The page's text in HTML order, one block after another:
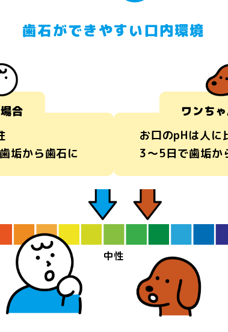
歯石ができやすい口内環境
合
垢から歯石に
ワンち
お口のpHは人に
3～5日で歯垢か